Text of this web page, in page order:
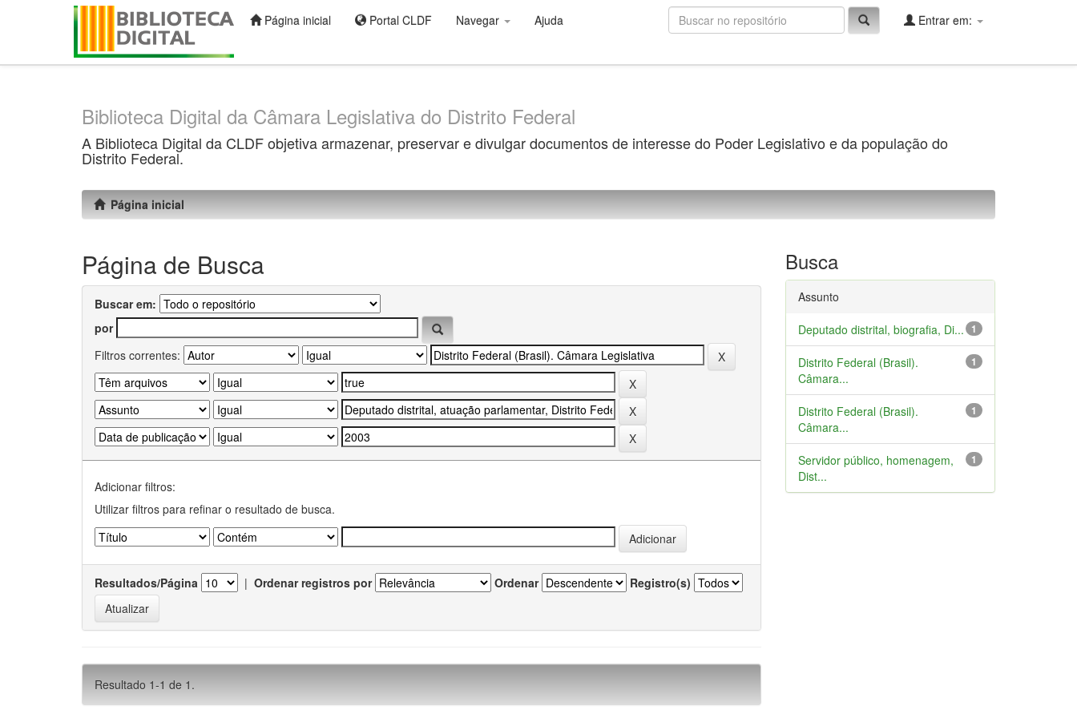
Página inicial Portal CLDF Navegar Ajuda Entrar em:
Biblioteca Digital da Câmara Legislativa do Distrito Federal
A Biblioteca Digital da CLDF objetiva armazenar, preservar e divulgar documentos de interesse do Poder Legislativo e da população do
Distrito Federal.
Página inicial
Página de Busca
Buscar em:
por
Filtros correntes:
Adicionar filtros:
Utilizar filtros para refinar o resultado de busca.
Resultados/Página | Ordenar registros por Ordenar Registro(s)
Resultado 1-1 de 1.
Busca
Assunto
1
Deputado distrital, biografia, Di...
1
Distrito Federal (Brasil).
Câmara...
1
Distrito Federal (Brasil).
Câmara...
1
Servidor público, homenagem,
Dist...